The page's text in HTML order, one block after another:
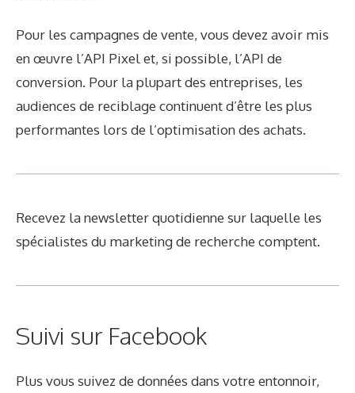
Pour les campagnes de vente, vous devez avoir mis
en œuvre l’API Pixel et, si possible, l’API de
conversion. Pour la plupart des entreprises, les
audiences de reciblage continuent d’être les plus
performantes lors de l’optimisation des achats.
Recevez la newsletter quotidienne sur laquelle les
spécialistes du marketing de recherche comptent.
Suivi sur Facebook
Plus vous suivez de données dans votre entonnoir,